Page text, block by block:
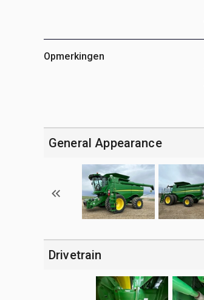
Opmerkingen
General Appearance
Drivetrain